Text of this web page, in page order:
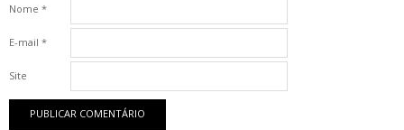
Nome *
E-mail *
Site